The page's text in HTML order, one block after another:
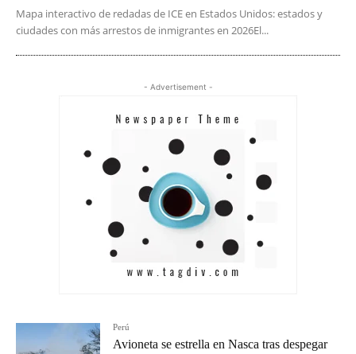
Mapa interactivo de redadas de ICE en Estados Unidos: estados y
ciudades con más arrestos de inmigrantes en 2026El...
- Advertisement -
Perú
Avioneta se estrella en Nasca tras despegar